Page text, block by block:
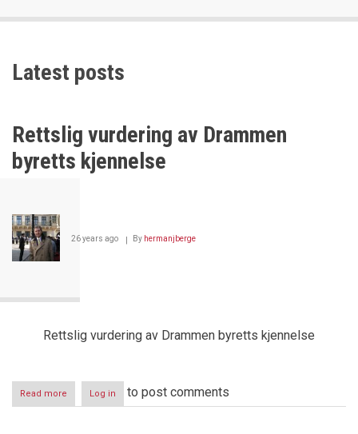
Latest posts
Rettslig vurdering av Drammen
byretts kjennelse
26 years ago By hermanjberge
Rettslig vurdering av Drammen byretts kjennelse
Read more
Rettslig
Log in to post comments